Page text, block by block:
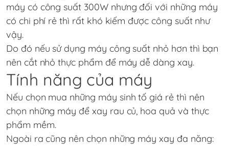
máy có công suất 300W nhưng đối với những máy
có chi phí rẻ thì rất khó kiếm được công suất như
vậy.
Do đó nếu sử dụng máy công suất nhỏ hơn thì bạn
nên cắt nhỏ thực phẩm để máy dễ dàng xay.
Tính năng của máy
Nếu chọn mua những máy sinh tố giá rẻ thì nên
chọn những máy để xay rau củ, hoa quả và thực
phẩm mềm.
Ngoài ra cũng nên chọn những máy xay đa năng: